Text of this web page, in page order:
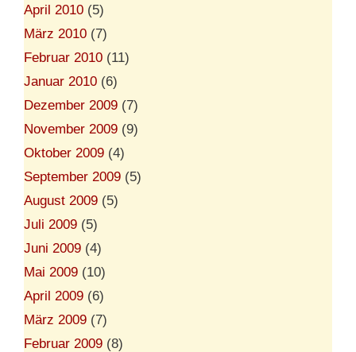
April 2010 (5)
März 2010 (7)
Februar 2010 (11)
Januar 2010 (6)
Dezember 2009 (7)
November 2009 (9)
Oktober 2009 (4)
September 2009 (5)
August 2009 (5)
Juli 2009 (5)
Juni 2009 (4)
Mai 2009 (10)
April 2009 (6)
März 2009 (7)
Februar 2009 (8)